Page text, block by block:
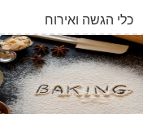
המלאי אזל
כלי הגשה ואירוח